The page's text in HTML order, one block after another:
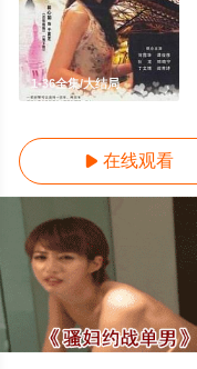
1-36全集/大结局
 在线观看